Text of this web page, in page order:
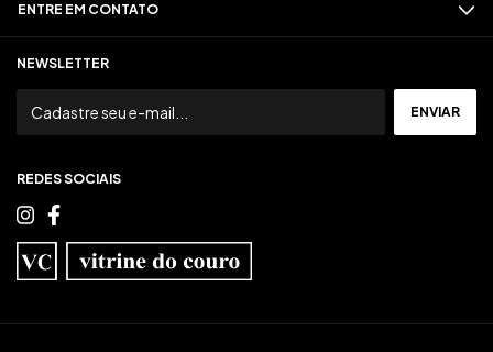
ENTRE EM CONTATO
NEWSLETTER
REDES SOCIAIS